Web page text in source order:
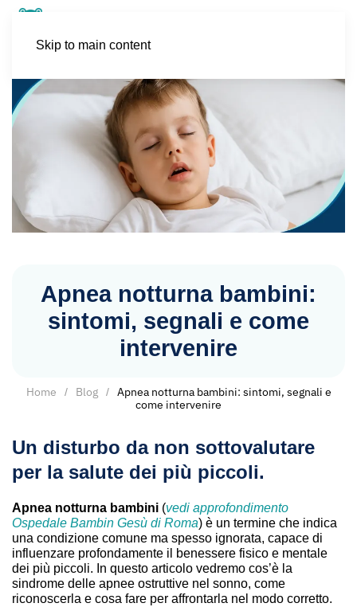
Skip to main content
Apnea notturna bambini:
sintomi, segnali e come
intervenire
Home Blog
Apnea notturna bambini: sintomi, segnali e
come intervenire
Un disturbo da non sottovalutare
per la salute dei più piccoli.
Apnea notturna bambini (vedi approfondimento
Ospedale Bambin Gesù di Roma) è un termine che indica
una condizione comune ma spesso ignorata, capace di
influenzare profondamente il benessere fisico e mentale
dei più piccoli. In questo articolo vedremo cos’è la
sindrome delle apnee ostruttive nel sonno, come
riconoscerla e cosa fare per affrontarla nel modo corretto.